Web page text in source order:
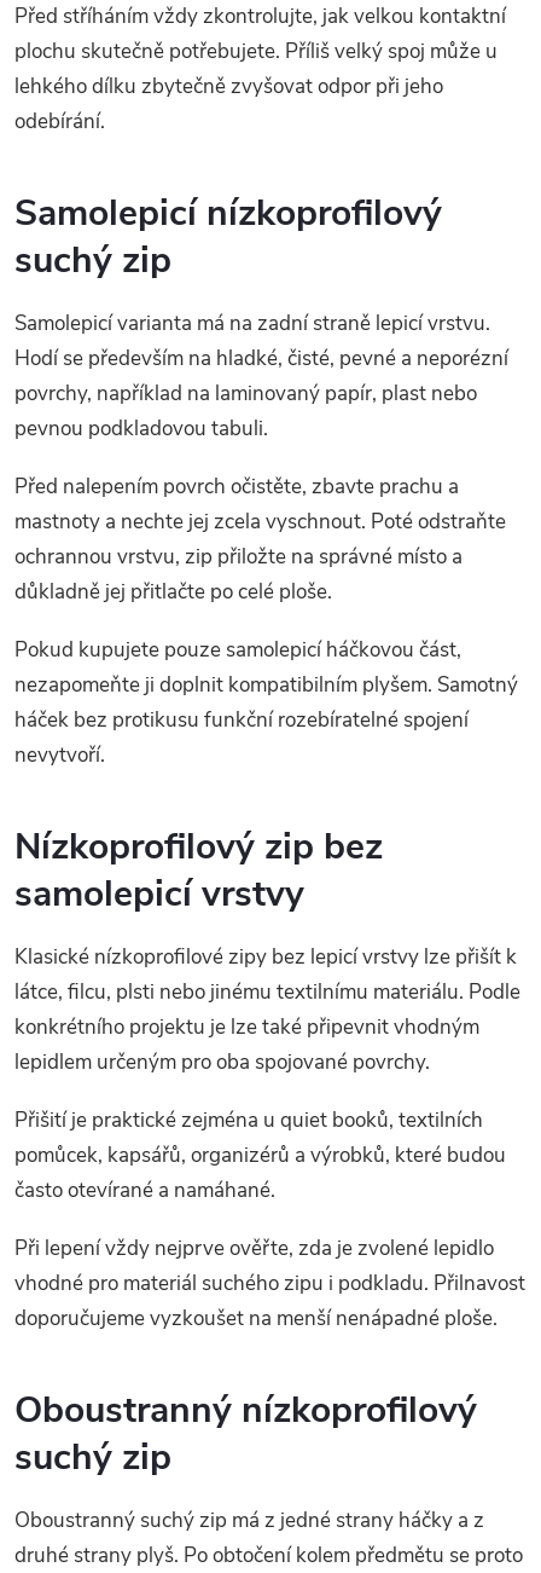
Před stříháním vždy zkontrolujte, jak velkou kontaktní
plochu skutečně potřebujete. Příliš velký spoj může u
lehkého dílku zbytečně zvyšovat odpor při jeho
odebírání.
Samolepicí nízkoprofilový
suchý zip
Samolepicí varianta má na zadní straně lepicí vrstvu.
Hodí se především na hladké, čisté, pevné a neporézní
povrchy, například na laminovaný papír, plast nebo
pevnou podkladovou tabuli.
Před nalepením povrch očistěte, zbavte prachu a
mastnoty a nechte jej zcela vyschnout. Poté odstraňte
ochrannou vrstvu, zip přiložte na správné místo a
důkladně jej přitlačte po celé ploše.
Pokud kupujete pouze samolepicí háčkovou část,
nezapomeňte ji doplnit kompatibilním plyšem. Samotný
háček bez protikusu funkční rozebíratelné spojení
nevytvoří.
Nízkoprofilový zip bez
samolepicí vrstvy
Klasické nízkoprofilové zipy bez lepicí vrstvy lze přišít k
látce, filcu, plsti nebo jinému textilnímu materiálu. Podle
konkrétního projektu je lze také připevnit vhodným
lepidlem určeným pro oba spojované povrchy.
Přišití je praktické zejména u quiet booků, textilních
pomůcek, kapsářů, organizérů a výrobků, které budou
často otevírané a namáhané.
Při lepení vždy nejprve ověřte, zda je zvolené lepidlo
vhodné pro materiál suchého zipu i podkladu. Přilnavost
doporučujeme vyzkoušet na menší nenápadné ploše.
Oboustranný nízkoprofilový
suchý zip
Oboustranný suchý zip má z jedné strany háčky a z
druhé strany plyš. Po obtočení kolem předmětu se proto